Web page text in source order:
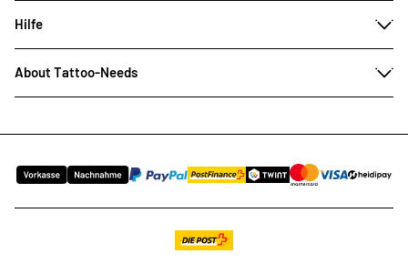
Hilfe
About Tattoo-Needs